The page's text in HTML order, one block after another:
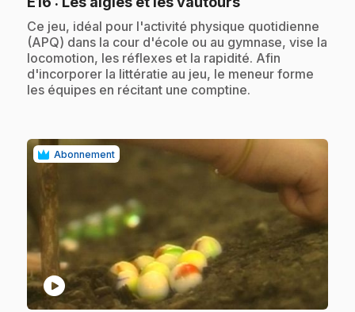
.Ce jeu, idéal pour l'activité physique quotidienne
(APQ) dans la cour d'école ou au gymnase, vise la
locomotion, les réflexes et la rapidité. Afin
d'incorporer la littératie au jeu, le meneur forme
les équipes en récitant une comptine.
Abonnement
play_circle